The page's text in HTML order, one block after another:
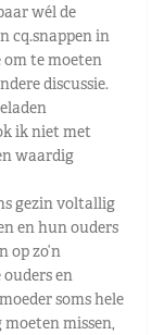
wél de
cq.snappen in
om te moeten
discussie.
ik niet met
waardig
gezin voltallig
en hun ouders
op zo’n
en
soms hele
missen,